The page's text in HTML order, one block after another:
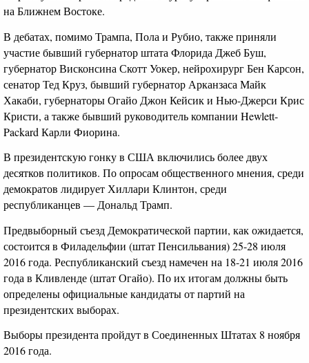
на Ближнем Востоке.
В дебатах, помимо Трампа, Пола и Рубио, также приняли
участие бывший губернатор штата Флорида Джеб Буш,
губернатор Висконсина Скотт Уокер, нейрохирург Бен Карсон,
сенатор Тед Круз, бывший губернатор Арканзаса Майк
Хакаби, губернаторы Огайо Джон Кейсик и Нью-Джерси Крис
Кристи, а также бывший руководитель компании Hewlett-
Packard Карли Фиорина.
В президентскую гонку в США включились более двух
десятков политиков. По опросам общественного мнения, среди
демократов лидирует Хиллари Клинтон, среди
республиканцев — Дональд Трамп.
Предвыборный съезд Демократической партии, как ожидается,
состоится в Филадельфии (штат Пенсильвания) 25-28 июля
2016 года. Республиканский съезд намечен на 18-21 июля 2016
года в Кливленде (штат Огайо). По их итогам должны быть
определены официальные кандидаты от партий на
президентских выборах.
Выборы президента пройдут в Соединенных Штатах 8 ноября
2016 года.